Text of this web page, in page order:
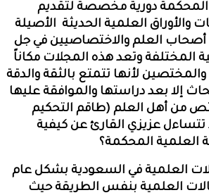
دورية مخصصة لتقديم
العلمية الحديثة الأصيلة
العلم والاختصاصيين في جل
المختلفة وتعد هذه المجلات مكاناً
لأنها تتمتع بالثقة والدقة
إلا بعد دراستها والموافقة عليها
من أهل العلم (طاقم التحكيم
عزيزي القارئ عن كيفية
المحكمة؟
العلمية في السعودية بشكل عام
العلمية بنفس الطريقة حيث